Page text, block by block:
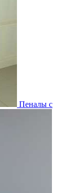
Пеналы с